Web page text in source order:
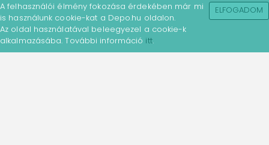
A felhasználói élmény fokozása érdekében már mi
is használunk cookie-kat a Depo.hu oldalon.
Az oldal használatával beleegyezel a cookie-k
alkalmazásába. További információ itt.
ELFOGADOM